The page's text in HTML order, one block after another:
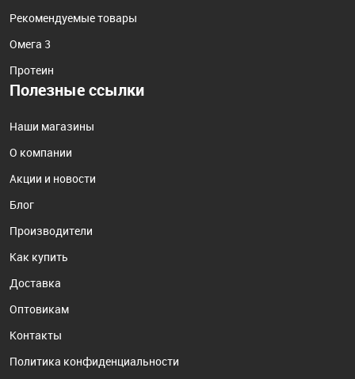
Рекомендуемые товары
Омега 3
Протеин
Полезные ссылки
Наши магазины
О компании
Акции и новости
Блог
Производители
Как купить
Доставка
Оптовикам
Контакты
Политика конфиденциальности